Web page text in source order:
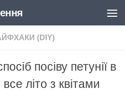
(DIY)
посіву петунії в
літо з квітами